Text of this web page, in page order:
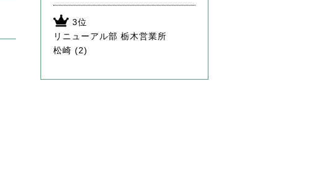
リニューアル部 栃木営業所
松崎 (2)